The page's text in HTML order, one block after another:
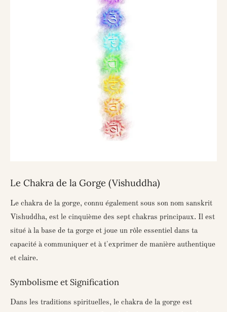
Le Chakra de la Gorge (Vishuddha)
Le chakra de la gorge, connu également sous son nom sanskrit
Vishuddha, est le cinquième des sept chakras principaux. Il est
situé à la base de ta gorge et joue un rôle essentiel dans ta
capacité à communiquer et à t'exprimer de manière authentique
et claire.
Symbolisme et Signification
Dans les traditions spirituelles, le chakra de la gorge est